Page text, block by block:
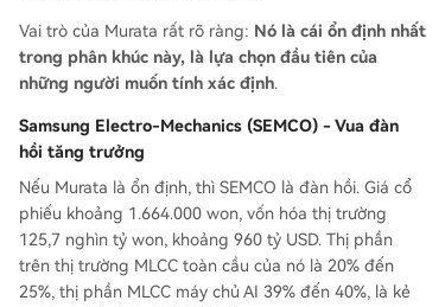
Vai trò của Murata rất rõ ràng: Nó là cái ổn định nhất
trong phân khúc này, là lựa chọn đầu tiên của
những người muốn tính xác định.
Samsung Electro-Mechanics (SEMCO) - Vua đàn
hồi tăng trưởng
Nếu Murata là ổn định, thì SEMCO là đàn hồi. Giá cổ
phiếu khoảng 1.664.000 won, vốn hóa thị trường
125,7 nghìn tỷ won, khoảng 960 tỷ USD. Thị phần
trên thị trường MLCC toàn cầu của nó là 20% đến
25%, thị phần MLCC máy chủ AI 39% đến 40%, là kẻ